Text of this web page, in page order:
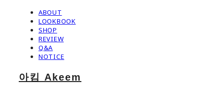
ABOUT
LOOKBOOK
SHOP
REVIEW
Q&A
NOTICE
아킴 Akeem